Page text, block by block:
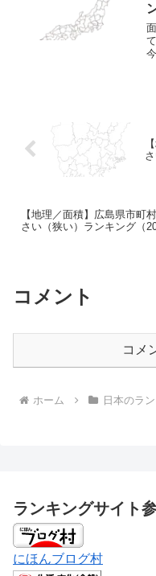
【地理／面積】広島県市町
さい（狭い）ランキング（
コメント
コメ
ホーム 日本のラ
ランキングサイト
にほんブログ村